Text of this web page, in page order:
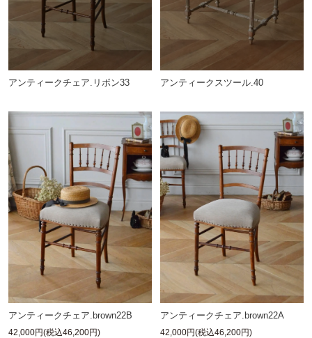
アンティークチェア.リボン33 アンティークスツール.40
アンティークチェア.brown22B
42,000円(税込46,200円)
アンティークチェア.brown22A
42,000円(税込46,200円)